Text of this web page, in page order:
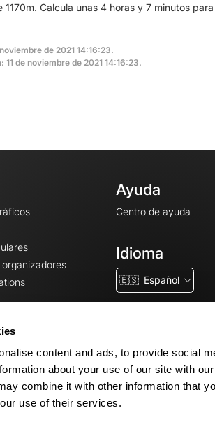
content and ads, to provide social
about your use of our site with
combine it with other information that
use of their services.
Calcula unas 4 horas y 7 minutos
de 2021 14:16:23.
de noviembre de 2021 14:16:23.
Ayuda
Centro de ayuda
Idioma
🇪🇸 Español